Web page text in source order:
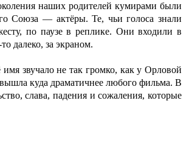
наших родителей кумирами были
Союза — актёры. Те, чьи голоса знали
по паузе в реплике. Они входили в
далеко, за экраном.
звучало не так громко, как у Орловой
куда драматичнее любого фильма. В
слава, падения и сожаления, которые